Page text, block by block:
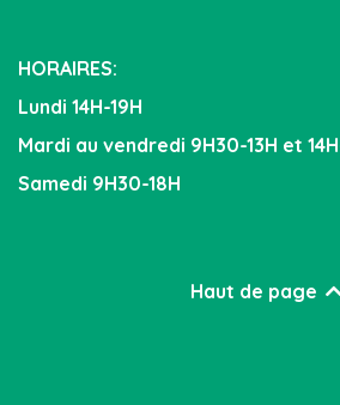
HORAIRES:
Lundi 14H-19H
Mardi au vendredi 9H30-13H et
Samedi 9H30-18H
Haut de page